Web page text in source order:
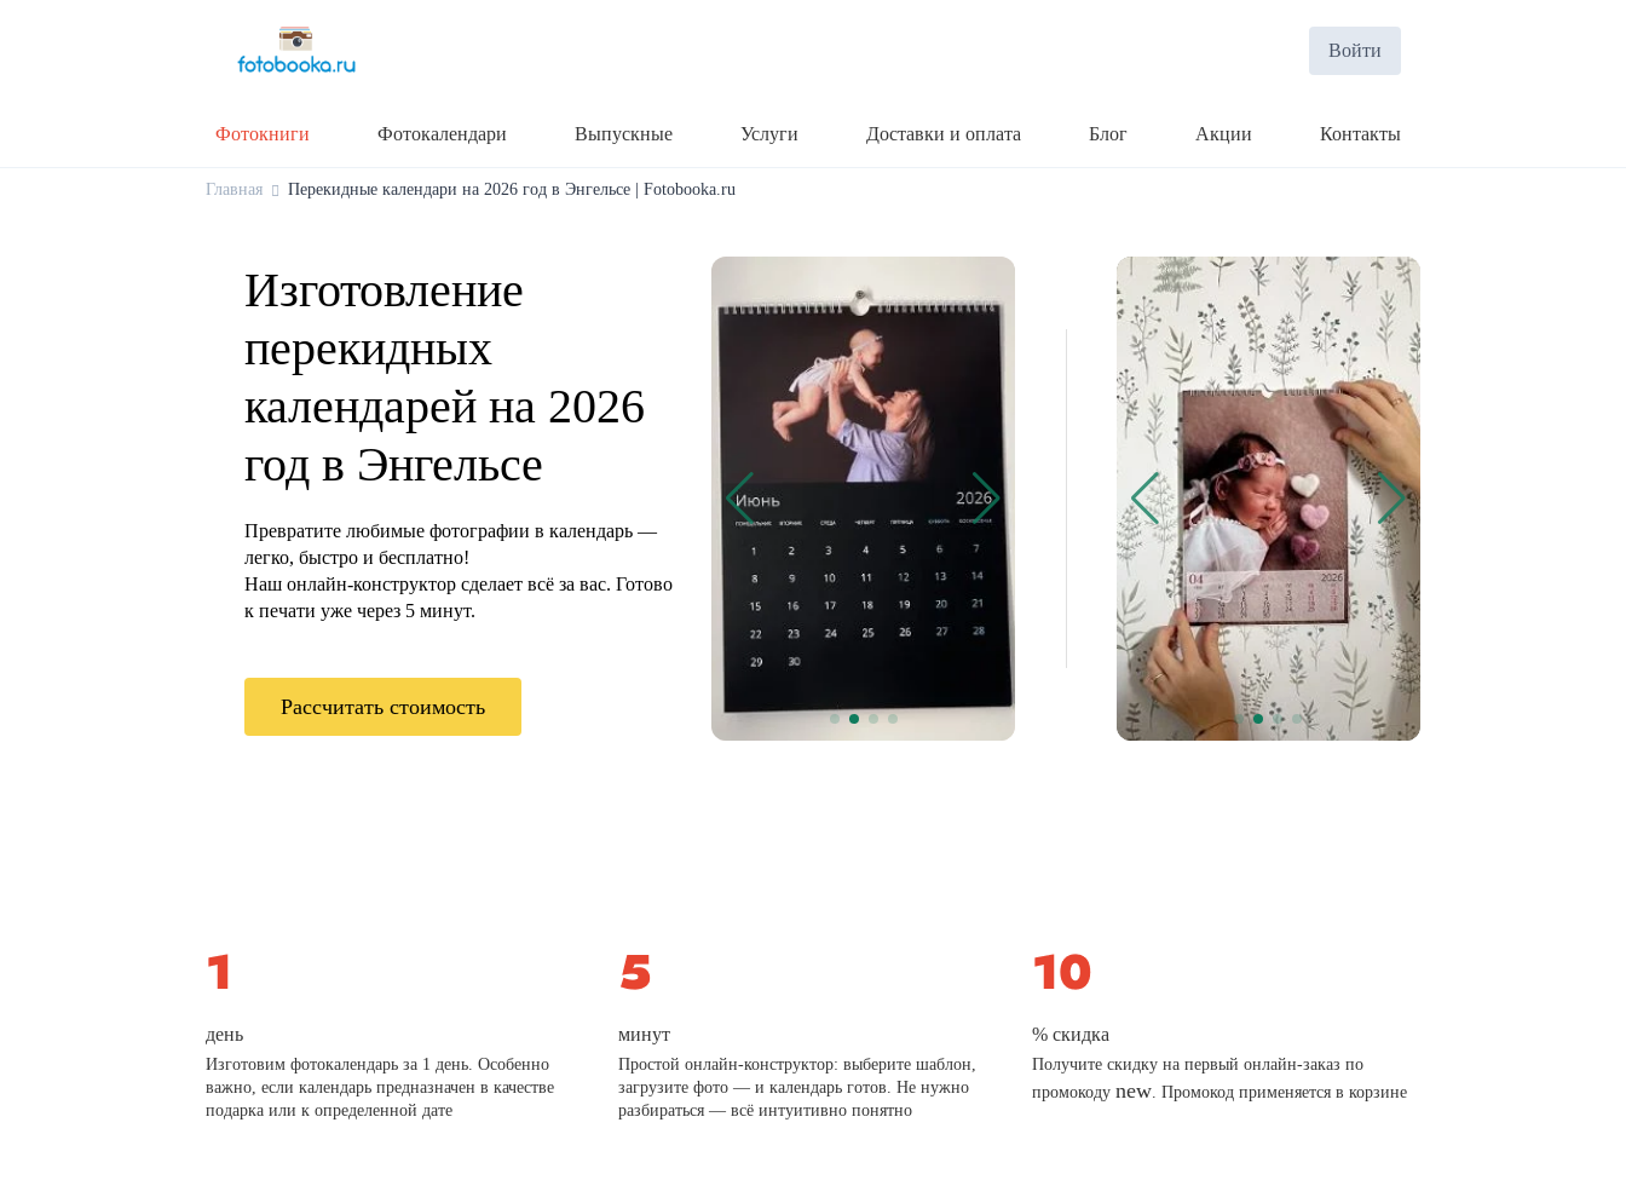
Войти
Фотокниги Фотокалендари Выпускные Услуги Доставки и оплата Блог Акции Контакты
Главная Перекидные календари на 2026 год в Энгельсе | Fotobooka.ru
Изготовление
перекидных
календарей на 2026
год в Энгельсе
Превратите любимые фотографии в календарь —
легко, быстро и бесплатно!
Наш онлайн-конструктор сделает всё за вас. Готово
к печати уже через 5 минут.
Рассчитать стоимость
день
Изготовим фотокалендарь за 1 день. Особенно
важно, если календарь предназначен в качестве
подарка или к определенной дате
минут
Простой онлайн-конструктор: выберите шаблон,
загрузите фото — и календарь готов. Не нужно
разбираться — всё интуитивно понятно
% скидка
Получите скидку на первый онлайн-заказ по
промокоду new. Промокод применяется в корзине